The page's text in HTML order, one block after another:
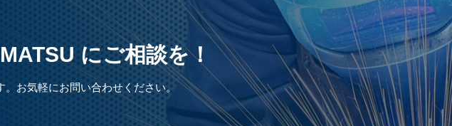
にご相談を！
。お気軽にお問い合わせください。